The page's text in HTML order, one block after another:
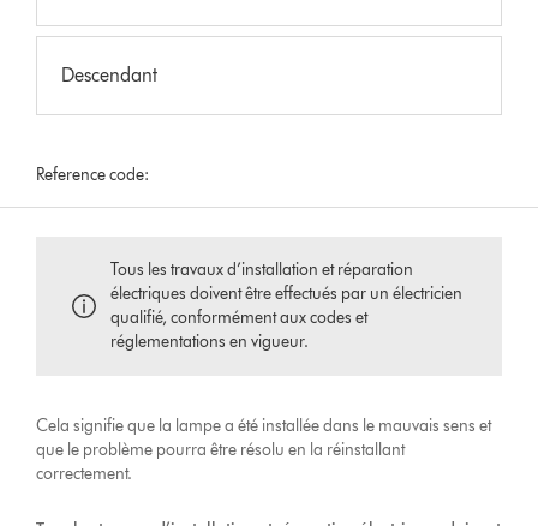
Descendant
Reference code:
Tous les travaux d’installation et réparation
électriques doivent être effectués par un électricien
qualifié, conformément aux codes et
réglementations en vigueur.
Cela signifie que la lampe a été installée dans le mauvais sens et
que le problème pourra être résolu en la réinstallant
correctement.